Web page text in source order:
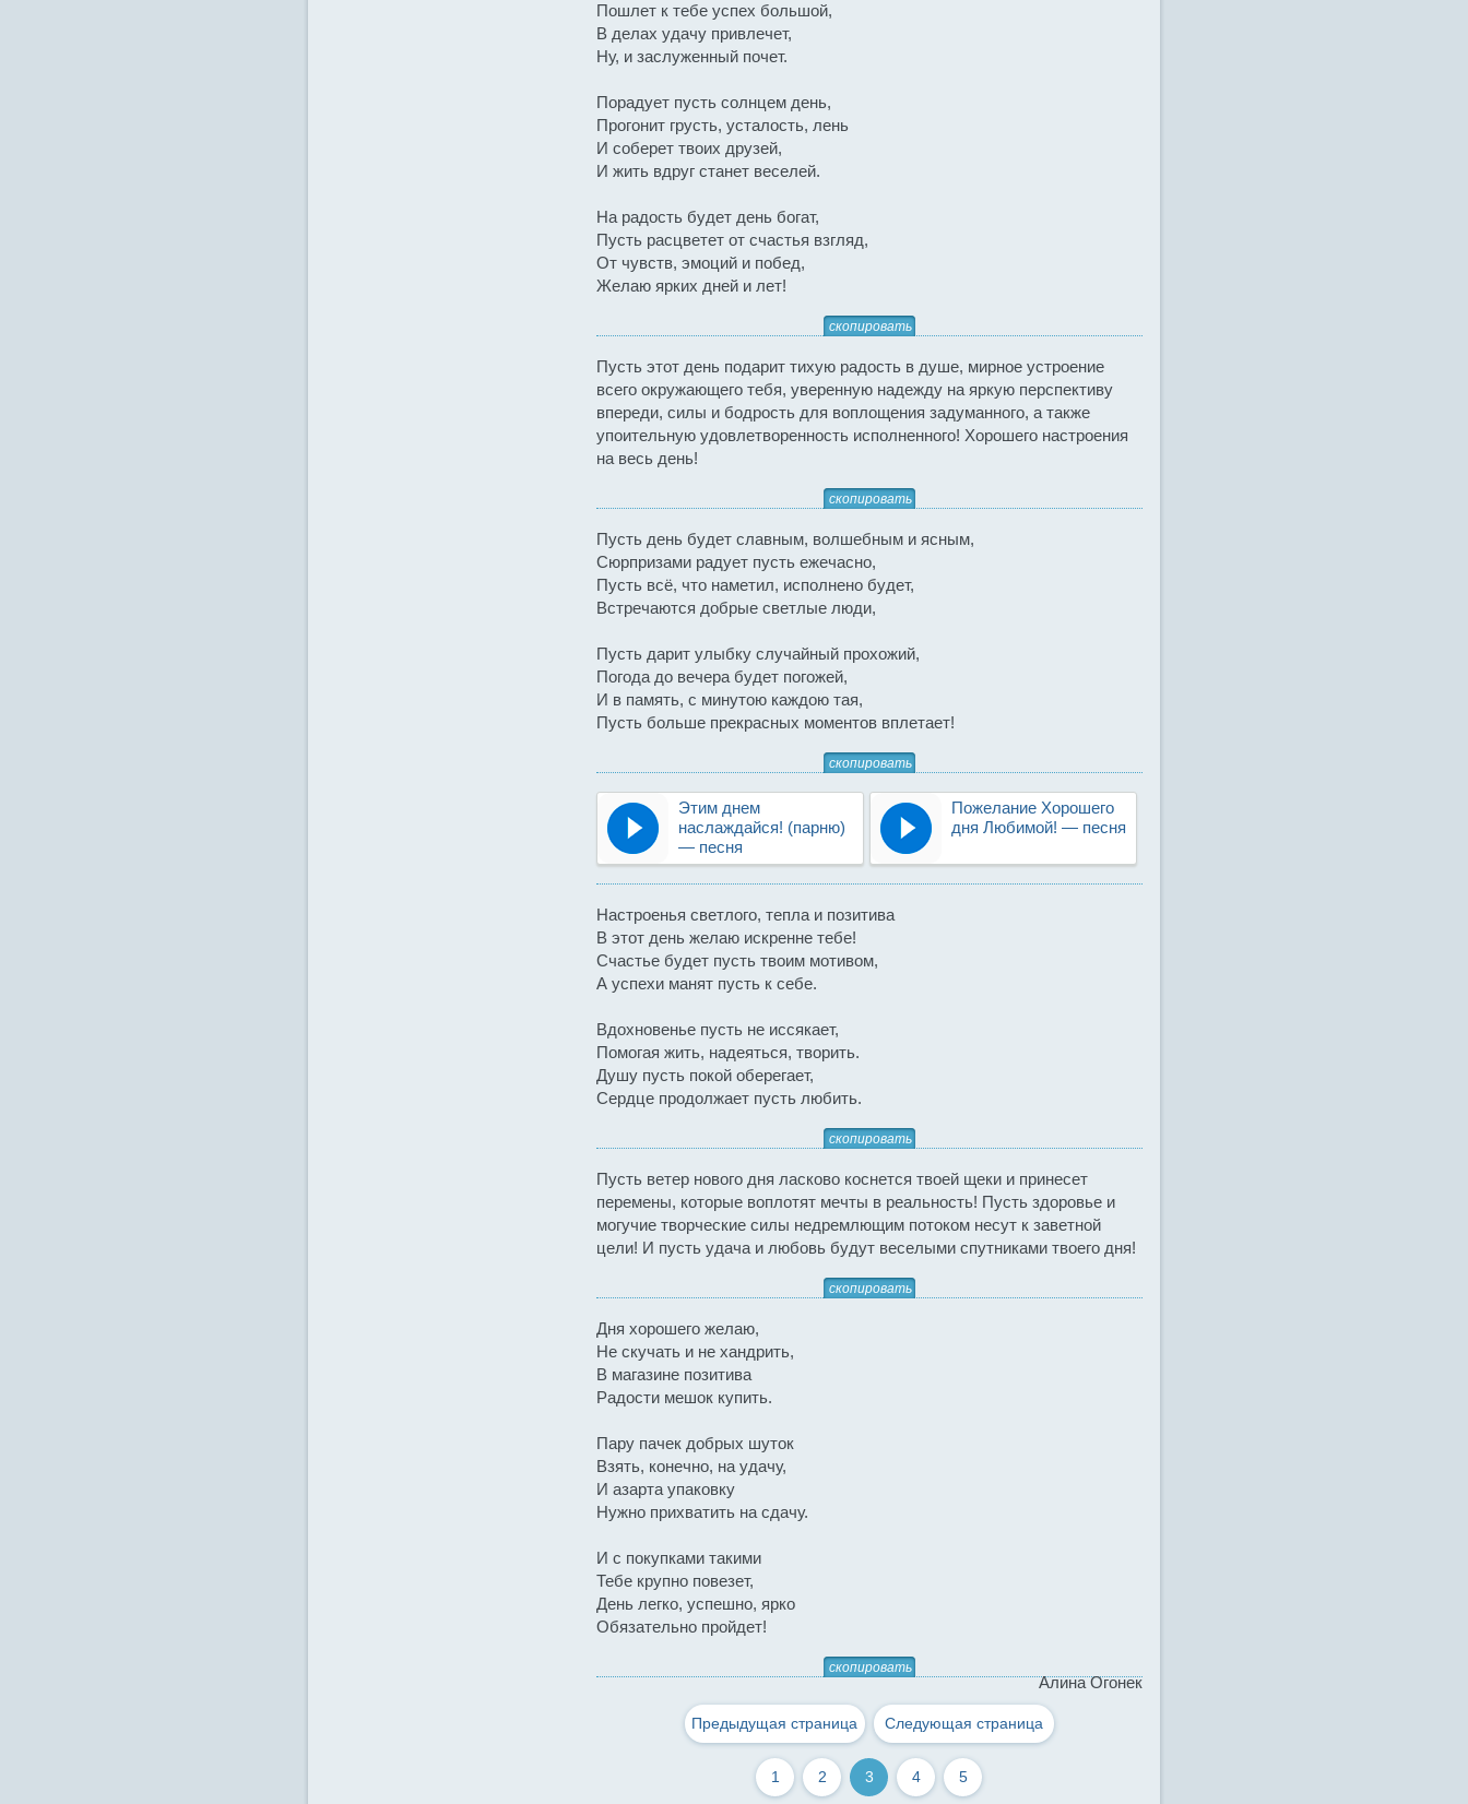
Пошлет к тебе успех большой,
В делах удачу привлечет,
Ну, и заслуженный почет.
Порадует пусть солнцем день,
Прогонит грусть, усталость, лень
И соберет твоих друзей,
И жить вдруг станет веселей.
На радость будет день богат,
Пусть расцветет от счастья взгляд,
От чувств, эмоций и побед,
Желаю ярких дней и лет!
скопировать
Пусть этот день подарит тихую радость в душе, мирное устроение
всего окружающего тебя, уверенную надежду на яркую перспективу
впереди, силы и бодрость для воплощения задуманного, а также
упоительную удовлетворенность исполненного! Хорошего настроения
на весь день!
скопировать
Пусть день будет славным, волшебным и ясным,
Сюрпризами радует пусть ежечасно,
Пусть всё, что наметил, исполнено будет,
Встречаются добрые светлые люди,
Пусть дарит улыбку случайный прохожий,
Погода до вечера будет погожей,
И в память, с минутою каждою тая,
Пусть больше прекрасных моментов вплетает!
скопировать
Этим днем
наслаждайся! (парню)
— песня
Пожелание Хорошего
дня Любимой! — песня
Настроенья светлого, тепла и позитива
В этот день желаю искренне тебе!
Счастье будет пусть твоим мотивом,
А успехи манят пусть к себе.
Вдохновенье пусть не иссякает,
Помогая жить, надеяться, творить.
Душу пусть покой оберегает,
Сердце продолжает пусть любить.
скопировать
Пусть ветер нового дня ласково коснется твоей щеки и принесет
перемены, которые воплотят мечты в реальность! Пусть здоровье и
могучие творческие силы недремлющим потоком несут к заветной
цели! И пусть удача и любовь будут веселыми спутниками твоего дня!
скопировать
Дня хорошего желаю,
Не скучать и не хандрить,
В магазине позитива
Радости мешок купить.
Пару пачек добрых шуток
Взять, конечно, на удачу,
И азарта упаковку
Нужно прихватить на сдачу.
И с покупками такими
Тебе крупно повезет,
День легко, успешно, ярко
Обязательно пройдет!
скопировать
Алина Огонек
Предыдущая страница Следующая страница
1 2 3 4 5